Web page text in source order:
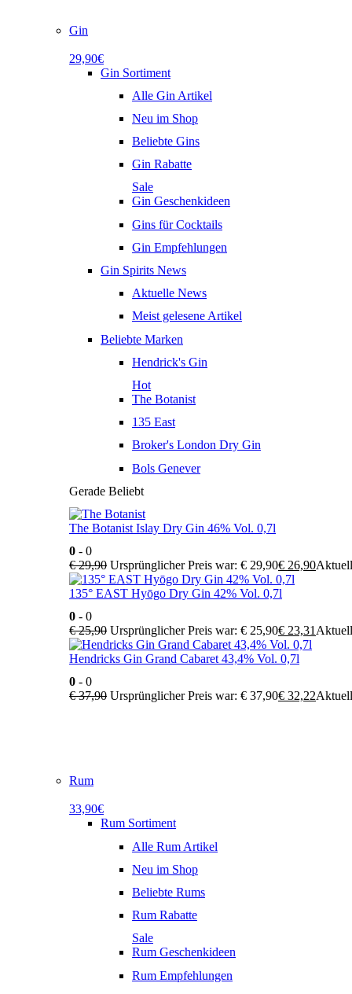
Gin
29,90€
Gin Sortiment
Alle Gin Artikel
Neu im Shop
Beliebte Gins
Gin Rabatte
Sale
Gin Geschenkideen
Gins für Cocktails
Gin Empfehlungen
Gin Spirits News
Aktuelle News
Meist gelesene Artikel
Beliebte Marken
Hendrick's Gin
Hot
The Botanist
135 East
Broker's London Dry Gin
Bols Genever
Gerade Beliebt
The Botanist Islay Dry Gin 46% Vol. 0,7l
0 - 0
€29,90 Ursprünglicher Preis war: € 29,90€ 26,90
135° EAST Hyōgo Dry Gin 42% Vol. 0,7l
0 - 0
€25,90 Ursprünglicher Preis war: € 25,90€ 23,31
Hendricks Gin Grand Cabaret 43,4% Vol. 0,7l
0 - 0
€37,90 Ursprünglicher Preis war: € 37,90€ 32,22
Rum
33,90€
Rum Sortiment
Alle Rum Artikel
Neu im Shop
Beliebte Rums
Rum Rabatte
Sale
Rum Geschenkideen
Rum Empfehlungen